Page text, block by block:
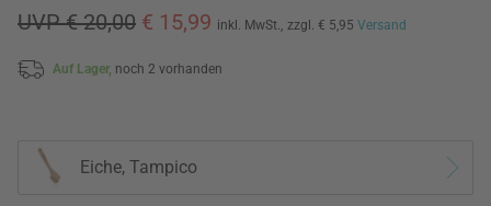
UVP € 20,00 € 15,99 inkl. MwSt., zzgl. € 5,95 Versand
Auf Lager, noch 2 vorhanden
Eiche, Tampico